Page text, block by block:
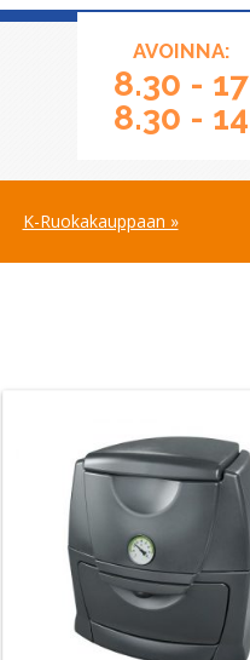
AVOINNA:
8.30 - 17
8.30 - 14
K-Ruokakauppaan »